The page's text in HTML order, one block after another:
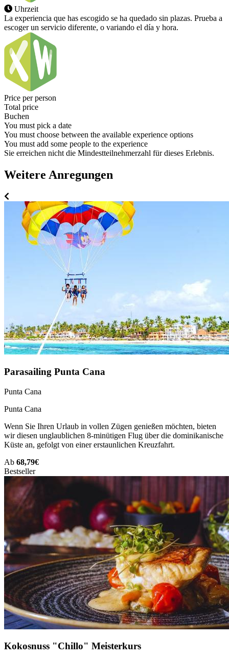
Uhrzeit
La experiencia que has escogido se ha quedado sin plazas. Prueba a
escoger un servicio diferente, o variando el día y hora.
Price per person
Total price
Buchen
You must pick a date
You must choose between the available experience options
You must add some people to the experience
Sie erreichen nicht die Mindestteilnehmerzahl für dieses Erlebnis.
Weitere Anregungen
Parasailing Punta Cana
Punta Cana
Punta Cana
Wenn Sie Ihren Urlaub in vollen Zügen genießen möchten, bieten
wir diesen unglaublichen 8-minütigen Flug über die dominikanische
Küste an, gefolgt von einer erstaunlichen Kreuzfahrt.
Ab 68,79€
Bestseller
Kokosnuss "Chillo" Meisterkurs